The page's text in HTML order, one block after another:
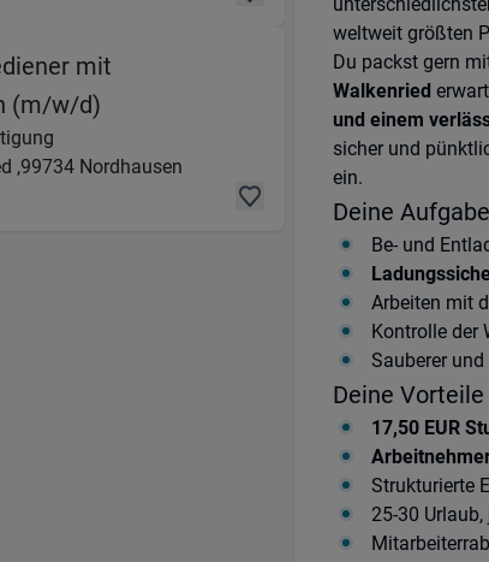
mit
(m/w/d) (Produktion & Fertigung) in 37445
,99734 Nordhausen
weltweit größten
Du packst gern
Walkenried
und einem
sicher und
ein.
Deine
Be- und
Arbeiten mit
Kontrolle der
Sauberer
Deine Vorteile
17,50 EUR
Strukturierte
25-30